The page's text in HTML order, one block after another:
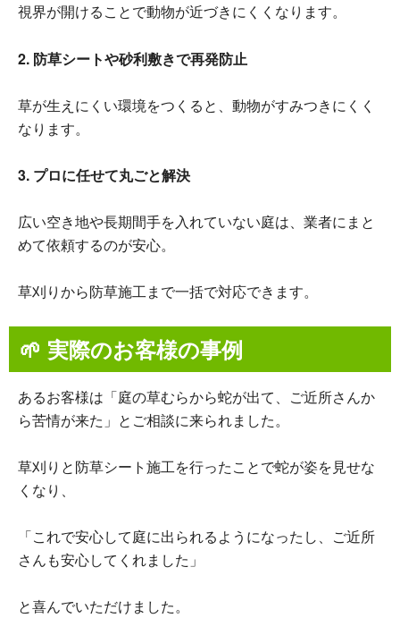
視界が開けることで動物が近づきにくくなります。
2. 防草シートや砂利敷きで再発防止
草が生えにくい環境をつくると、動物がすみつきにくく
なります。
3. プロに任せて丸ごと解決
広い空き地や長期間手を入れていない庭は、業者にまと
めて依頼するのが安心。
草刈りから防草施工まで一括で対応できます。
🌱 実際のお客様の事例
あるお客様は「庭の草むらから蛇が出て、ご近所さんか
ら苦情が来た」とご相談に来られました。
草刈りと防草シート施工を行ったことで蛇が姿を見せな
くなり、
「これで安心して庭に出られるようになったし、ご近所
さんも安心してくれました」
と喜んでいただけました。